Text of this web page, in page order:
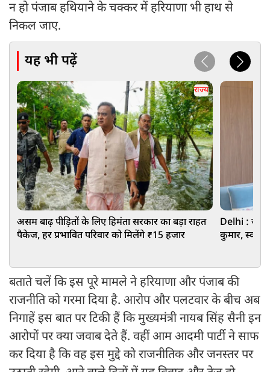
न हो पंजाब हथियाने के चक्कर में हरियाणा भी हाथ से
निकल जाए.
यह भी पढ़ें
राज्य
असम बाढ़ पीड़ितों के लिए हिमंता सरकार का बड़ा राहत
पैकेज, हर प्रभावित परिवार को मिलेंगे ₹15 हजार
Delhi : जेपी
कुमार,
बताते चलें कि इस पूरे मामले ने हरियाणा और पंजाब की
राजनीति को गरमा दिया है. आरोप और पलटवार के बीच अब
निगाहें इस बात पर टिकी हैं कि मुख्यमंत्री नायब सिंह सैनी इन
आरोपों पर क्या जवाब देते हैं. वहीं आम आदमी पार्टी ने साफ
कर दिया है कि वह इस मुद्दे को राजनीतिक और जनस्तर पर